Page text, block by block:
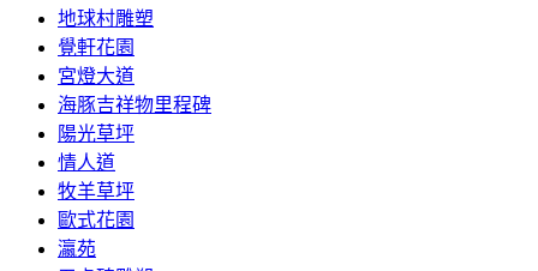
地球村雕塑
覺軒花園
宮燈大道
海豚吉祥物里程碑
陽光草坪
情人道
牧羊草坪
歐式花園
瀛苑